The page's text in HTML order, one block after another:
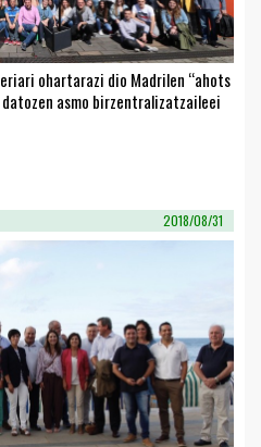
ohartarazi dio Madrilen “ahots
asmo birzentralizatzaileei
2018/08/31